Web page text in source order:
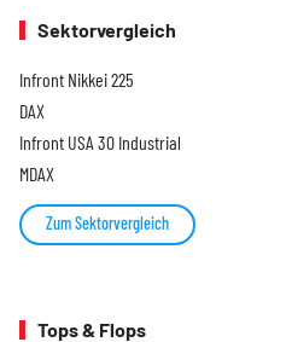
Sektorvergleich
Infront Nikkei 225
DAX
Infront USA 30 Industrial
MDAX
Zum Sektorvergleich
Tops & Flops